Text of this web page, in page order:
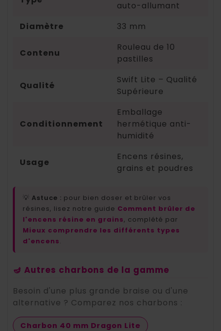
auto-allumant
Diamètre
33 mm
Contenu
Rouleau de 10
pastilles
Qualité
Swift Lite – Qualité
Supérieure
Conditionnement
Emballage
hermétique anti-
humidité
Usage
Encens résines,
grains et poudres
💡 Astuce : pour bien doser et brûler vos
résines, lisez notre guide Comment brûler de
l'encens résine en grains, complété par
Mieux comprendre les différents types
d'encens.
🪔 Autres charbons de la gamme
Besoin d'une plus grande braise ou d'une
alternative ? Comparez nos charbons :
Charbon 40 mm Dragon Lite